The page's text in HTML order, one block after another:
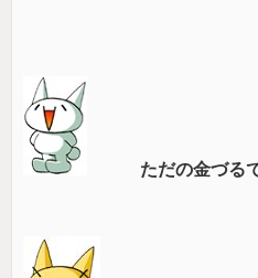
ただの金づる